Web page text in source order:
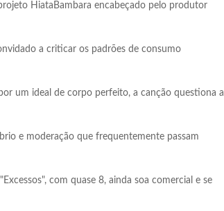
HiataBambara encabeçado pelo produtor
a criticar os padrões de consumo
um ideal de corpo perfeito, a canção questiona a
e moderação que frequentemente passam
com quase 8, ainda soa comercial e se